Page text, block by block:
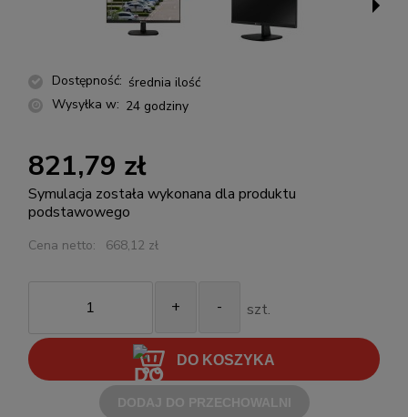
Dostępność: średnia ilość
Wysyłka w: 24 godziny
821,79 zł
Symulacja została wykonana dla produktu
podstawowego
Cena netto: 668,12 zł
+ - szt.
DO KOSZYKA